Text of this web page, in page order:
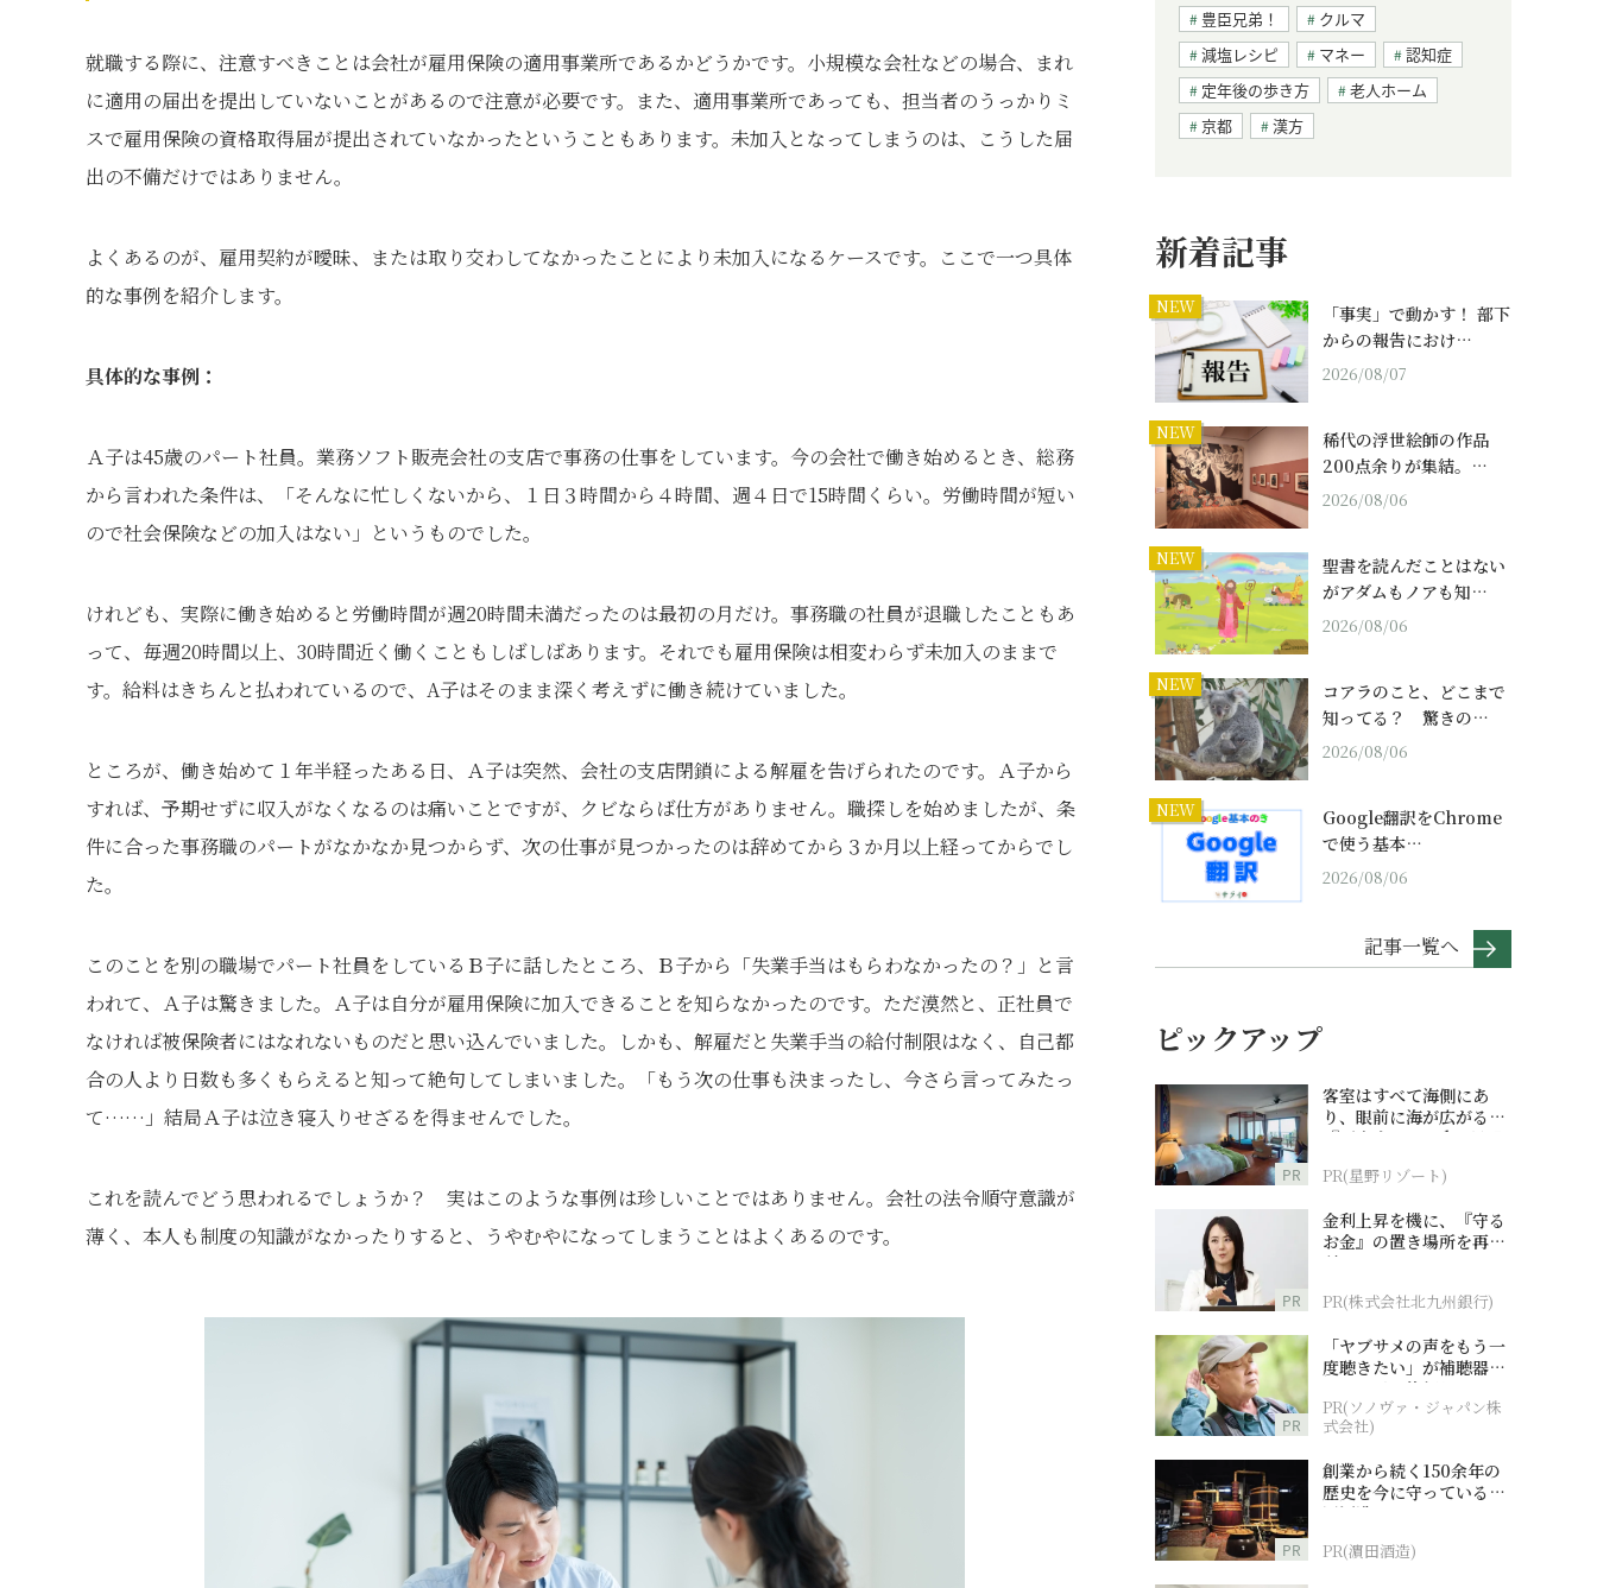
就職する際に、注意すべきことは会社が雇用保険の適用事業所であるかどうかです。小規模な会社などの場合、まれ
に適用の届出を提出していないことがあるので注意が必要です。また、適用事業所であっても、担当者のうっかりミ
スで雇用保険の資格取得届が提出されていなかったということもあります。未加入となってしまうのは、こうした届
出の不備だけではありません。
よくあるのが、雇用契約が曖昧、または取り交わしてなかったことにより未加入になるケースです。ここで一つ具体
的な事例を紹介します。
具体的な事例：
Ａ子は45歳のパート社員。業務ソフト販売会社の支店で事務の仕事をしています。今の会社で働き始めるとき、総務
から言われた条件は、「そんなに忙しくないから、１日３時間から４時間、週４日で15時間くらい。労働時間が短い
ので社会保険などの加入はない」というものでした。
けれども、実際に働き始めると労働時間が週20時間未満だったのは最初の月だけ。事務職の社員が退職したこともあ
って、毎週20時間以上、30時間近く働くこともしばしばあります。それでも雇用保険は相変わらず未加入のままで
す。給料はきちんと払われているので、A子はそのまま深く考えずに働き続けていました。
ところが、働き始めて１年半経ったある日、Ａ子は突然、会社の支店閉鎖による解雇を告げられたのです。Ａ子から
すれば、予期せずに収入がなくなるのは痛いことですが、クビならば仕方がありません。職探しを始めましたが、条
件に合った事務職のパートがなかなか見つからず、次の仕事が見つかったのは辞めてから３か月以上経ってからでし
た。
このことを別の職場でパート社員をしているＢ子に話したところ、Ｂ子から「失業手当はもらわなかったの？」と言
われて、Ａ子は驚きました。Ａ子は自分が雇用保険に加入できることを知らなかったのです。ただ漠然と、正社員で
なければ被保険者にはなれないものだと思い込んでいました。しかも、解雇だと失業手当の給付制限はなく、自己都
合の人より日数も多くもらえると知って絶句してしまいました。「もう次の仕事も決まったし、今さら言ってみたっ
て……」結局Ａ子は泣き寝入りせざるを得ませんでした。
これを読んでどう思われるでしょうか？ 実はこのような事例は珍しいことではありません。会社の法令順守意識が
薄く、本人も制度の知識がなかったりすると、うやむやになってしまうことはよくあるのです。
豊臣兄弟！
クルマ
減塩レシピ
マネー
認知症
定年後の歩き方
老人ホーム
京都
漢方
新着記事
NEW
「事実」で動かす！ 部下
からの報告におけ…
2026/08/07
NEW
稀代の浮世絵師の作品
200点余りが集結。…
2026/08/06
NEW
聖書を読んだことはない
がアダムもノアも知…
2026/08/06
NEW
コアラのこと、どこまで
知ってる？ 驚きの…
2026/08/06
NEW
Google翻訳をChrome
で使う基本…
2026/08/06
記事一覧へ
ピックアップ
PR
客室はすべて海側にあ
り、眼前に海が広がる
『西表島ホテル by 星野
PR(星野リゾート)
PR
金利上昇を機に、『守る
お金』の置き場所を再検
討
PR(株式会社北九州銀行)
PR
「ヤブサメの声をもう一
度聴きたい」が補聴器チ
ャレンジの後押しに
PR(ソノヴァ・ジャパン株
式会社)
PR
創業から続く150余年の
歴史を今に守っている濵
田酒造
PR(濵田酒造)